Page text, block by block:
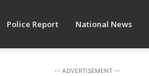
Police Report National News
-- ADVERTISEMENT --